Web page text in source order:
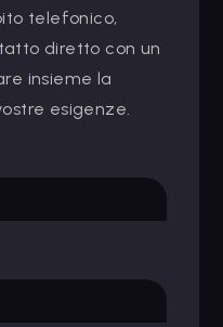
telefonico,
diretto con un
insieme la
esigenze.